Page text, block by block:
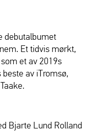
debutalbumet
Et tidvis mørkt,
et av 2019s
av iTromsø,
Bjarte Lund Rolland